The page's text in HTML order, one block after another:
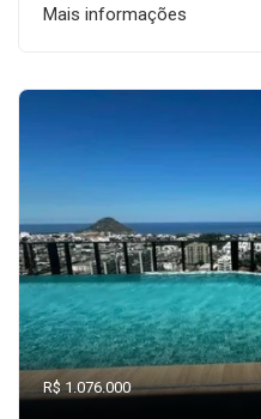
Mais informações
R$ 1.076.000